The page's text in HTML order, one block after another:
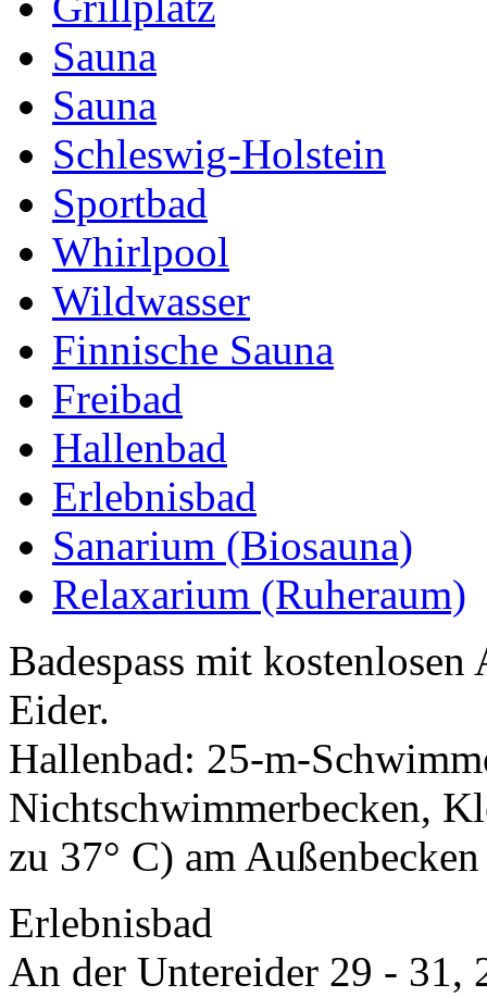
Sauna
Sauna
Schleswig-Holstein
Sportbad
Whirlpool
Wildwasser
Finnische Sauna
Freibad
Hallenbad
Erlebnisbad
Sanarium (Biosauna)
Relaxarium (Ruheraum)
Badespass mit
Eider.
Hallenbad: 25-m-
Nichtschwimmerbecken,
zu 37° C) am
Erlebnisbad
An der Untereider 29 - 31,